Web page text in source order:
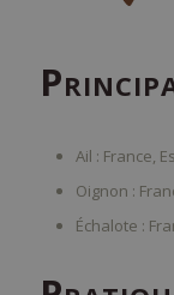
P
Ail : France,
Oignon :
Échalote :